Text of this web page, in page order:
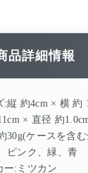
品詳細情報
:縦 約4cm × 横 約
× 直径 約
30g(ケースを含
ピンク、緑、青
ー:ミツカン